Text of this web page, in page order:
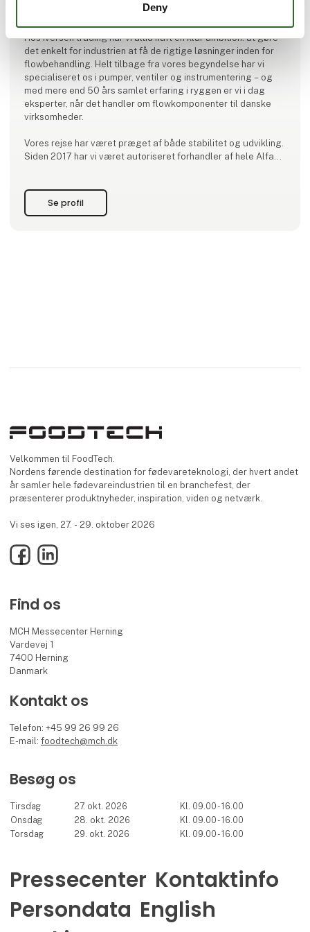
Deny
Hos iversen trading har vi altid haft en klar ambition: at gøre
det enkelt for industrien at få de rigtige løsninger inden for
flowbehandling. Helt tilbage fra vores begyndelse har vi
specialiseret os i pumper, ventiler og instrumentering – og
med mere end 50 års samlet erfaring i ryggen er vi i dag
eksperter, når det handler om flowkomponenter til danske
virksomheder.
Vores rejse har været præget af både stabilitet og udvikling.
Siden 2017 har vi været autoriseret forhandler af hele Alfa
Se profil
Velkommen til FoodTech.
Nordens førende destination for fødevareteknologi, der hvert andet
år samler hele fødevareindustrien til en branchefest, der
præsenterer produktnyheder, inspiration, viden og netværk.
Vi ses igen, 27. - 29. oktober 2026
FacebookLinkedIn
Find os
MCH Messecenter Herning
Vardevej 1
7400 Herning
Danmark
Kontakt os
Telefon: +45 99 26 99 26
E-mail:foodtech@mch.dk
Besøg os
Tirsdag 27. okt. 2026
Kl. 09.00 - 16.00
Onsdag
28. okt. 2026
Kl. 09.00 - 16.00
Torsdag
29. okt. 2026 Kl. 09.00 - 16.00
Pressecenter Kontaktinfo
Persondata English